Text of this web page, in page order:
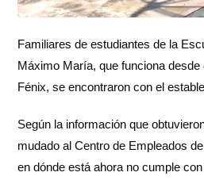
Familiares de estudiantes de la
Máximo María, que funciona desde
Fénix, se encontraron con el
Según la información que
mudado al Centro de Empleados
en dónde está ahora no cumple